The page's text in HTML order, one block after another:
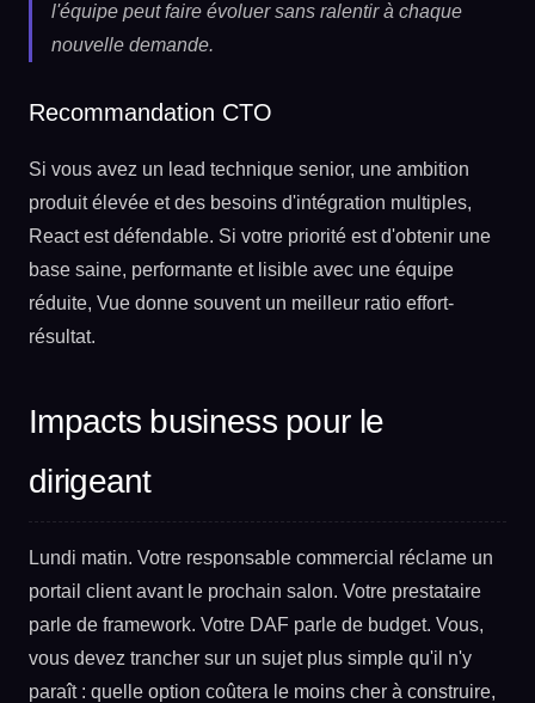
l'équipe peut faire évoluer sans ralentir à chaque
nouvelle demande.
Recommandation CTO
Si vous avez un lead technique senior, une ambition
produit élevée et des besoins d'intégration multiples,
React est défendable. Si votre priorité est d'obtenir une
base saine, performante et lisible avec une équipe
réduite, Vue donne souvent un meilleur ratio effort-
résultat.
Impacts business pour le
dirigeant
Lundi matin. Votre responsable commercial réclame un
portail client avant le prochain salon. Votre prestataire
parle de framework. Votre DAF parle de budget. Vous,
vous devez trancher sur un sujet plus simple qu'il n'y
paraît : quelle option coûtera le moins cher à construire,